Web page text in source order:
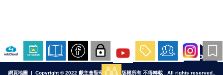
Top
網頁地圖 | Copyright © 2022 獻主會聖母院書院. 版權所有 不得轉載 . All rights reserved..